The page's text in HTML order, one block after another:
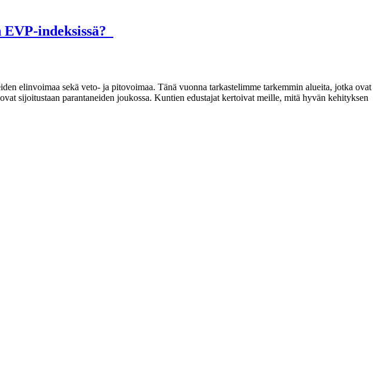
indeksissä?
elinvoimaa sekä veto- ja pitovoimaa. Tänä vuonna tarkastelimme tarkemmin alueita, jotka ovat
sijoitustaan parantaneiden joukossa. Kuntien edustajat kertoivat meille, mitä hyvän kehityksen